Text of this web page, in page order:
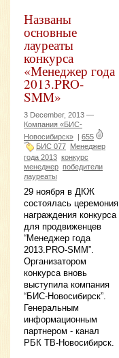
Названы
основные
лауреаты
конкурса
«Менеджер года
2013.PRO-
SMM»
3 December, 2013 —
Компания «БИС-
Новосибирск» | 655
БИС 077 Менеджер
года 2013 конкурс
менеджер победители
лауреаты
29 ноября в ДКЖ
состоялась церемония
награждения конкурса
для продвиженцев
“Менеджер года
2013.PRO-SMM”.
Организатором
конкурса вновь
выступила компания
“БИС-Новосибирск”.
Генеральным
информационным
партнером - канал
РБК ТВ-Новосибирск.